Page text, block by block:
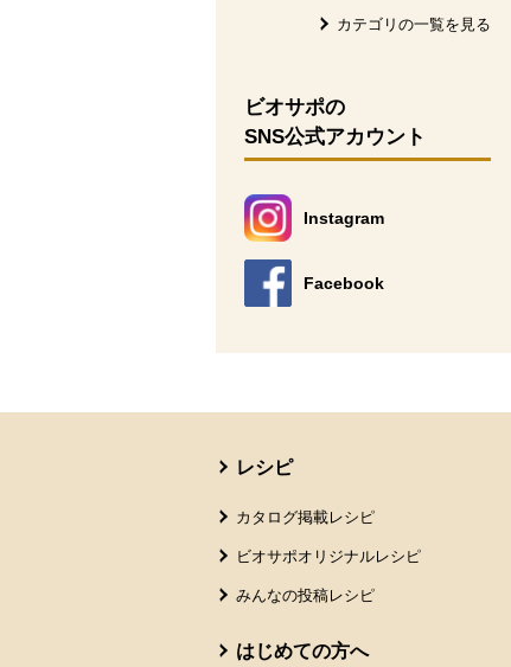
カテゴリの一覧を見る
ビオサポの
SNS公式アカウント
Instagram
別のウィンドウで開きます。
Facebook
別のウィンドウで開きます。
レシピ
カタログ掲載レシピ
ビオサポオリジナルレシピ
みんなの投稿レシピ
はじめての方へ